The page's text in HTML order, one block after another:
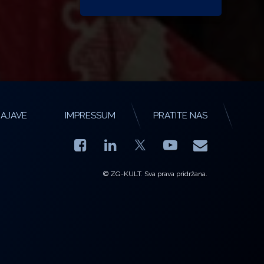
IMPRESSUM PRATITE NAS
Facebook
LinkedIn YouTube
E-mail
© ZG-KULT. Sva prava pridržana.